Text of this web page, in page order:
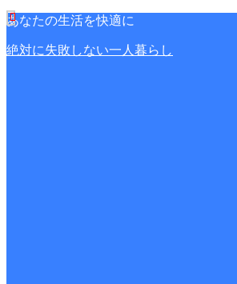
あなたの生活を快適に
絶対に失敗しない一人暮らし